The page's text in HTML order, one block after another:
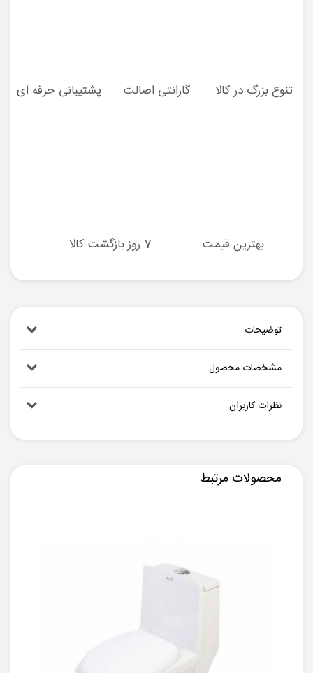
تنوع بزرگ در کالا گارانتی اصالت پشتیبانی حرفه ای
بهترین قیمت 7 روز بازگشت کالا
توضیحات
مشخصات محصول
نظرات کاربران
محصولات مرتبط